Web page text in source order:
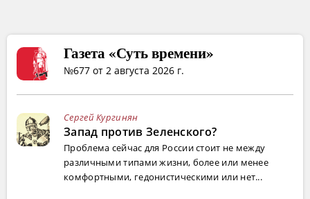
Газета «Суть времени»
№677 от 2 августа 2026 г.
Сергей Кургинян
Запад против Зеленского?
Проблема сейчас для России стоит не между
различными типами жизни, более или менее
комфортными, гедонистическими или нет...